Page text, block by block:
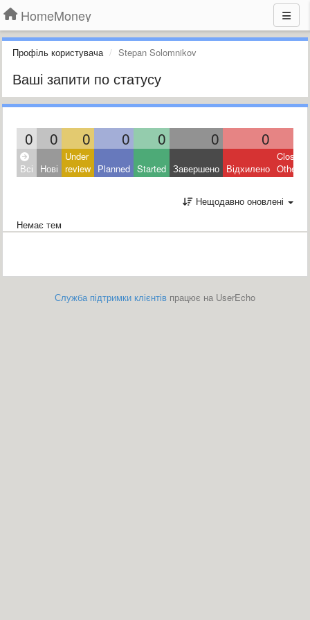
HomeMoney
Профіль користувача Stepan Solomnikov
Ваші запити по статусу
0 0 0 0 0 0 0
Всі Нові
Under
review Planned Started Завершено Відхилено
Closed:
Other
Нещодавно оновлені
Немає тем
Служба підтримки клієнтів працює на UserEcho